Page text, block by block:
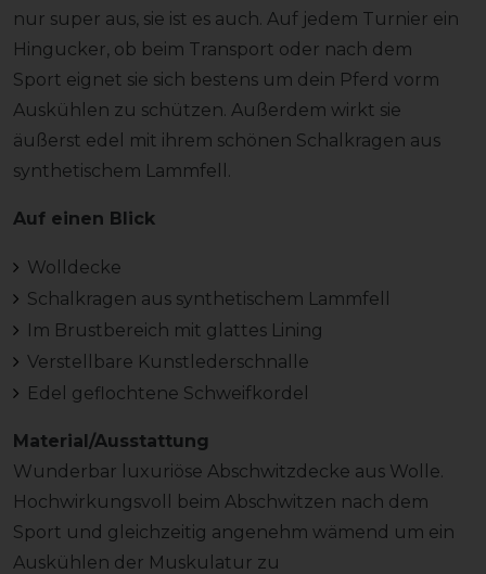
nur super aus, sie ist es auch. Auf jedem Turnier ein
Hingucker, ob beim Transport oder nach dem
Sport eignet sie sich bestens um dein Pferd vorm
Auskühlen zu schützen. Außerdem wirkt sie
äußerst edel mit ihrem schönen Schalkragen aus
synthetischem Lammfell.
Auf einen Blick
Wolldecke
Schalkragen aus synthetischem Lammfell
Im Brustbereich mit glattes Lining
Verstellbare Kunstlederschnalle
Edel geflochtene Schweifkordel
Material/Ausstattung
Wunderbar luxuriöse Abschwitzdecke aus Wolle.
Hochwirkungsvoll beim Abschwitzen nach dem
Sport und gleichzeitig angenehm wämend um ein
Auskühlen der Muskulatur zu